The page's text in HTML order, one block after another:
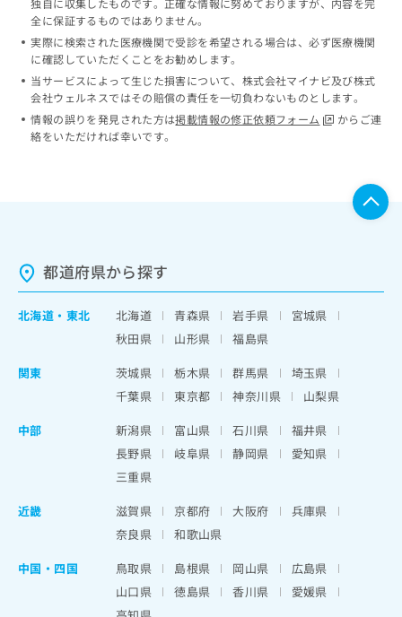
独自に収集したものです。正確な情報に努めておりますが、内容を完
全に保証するものではありません。
実際に検索された医療機関で受診を希望される場合は、必ず医療機関
に確認していただくことをお勧めします。
当サービスによって生じた損害について、株式会社マイナビ及び株式
会社ウェルネスではその賠償の責任を一切負わないものとします。
情報の誤りを発見された方は掲載情報の修正依頼フォーム
からご連
絡をいただければ幸いです。
都道府県から探す
北海道 ・ 東北 北海道 青森県 岩手県
宮城県
秋田県
山形県
福島県
関東
茨城県 栃木県 群馬県
埼玉県
千葉県
東京都 神奈川県
山梨県
中部
新潟県 富山県 石川県
福井県
長野県
岐阜県 静岡県
愛知県
三重県
近畿
滋賀県 京都府 大阪府
兵庫県
奈良県
和歌山県
中国・四国
鳥取県 島根県 岡山県
広島県
山口県
徳島県 香川県
愛媛県